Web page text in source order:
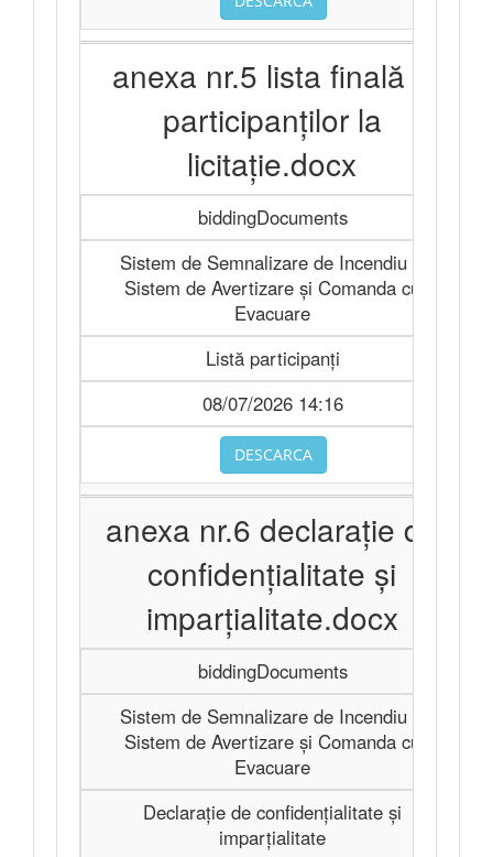
anexa nr.5 lista finală a
participanţilor la
licitaţie.docx
biddingDocuments
Sistem de Semnalizare de Incendiu şi
Sistem de Avertizare şi Comanda cu
Evacuare
Listă participanți
08/07/2026 14:16
DESCARCA
anexa nr.6 declaraţie de
confidenţialitate şi
imparţialitate.docx
biddingDocuments
Sistem de Semnalizare de Incendiu şi
Sistem de Avertizare şi Comanda cu
Evacuare
Declaraţie de confidenţialitate şi
imparţialitate